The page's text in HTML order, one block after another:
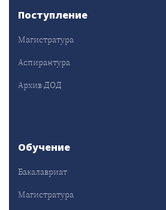
Поступление
Магистратура
Аспирантура
Архив ДОД
Обучение
Бакалавриат
Магистратура